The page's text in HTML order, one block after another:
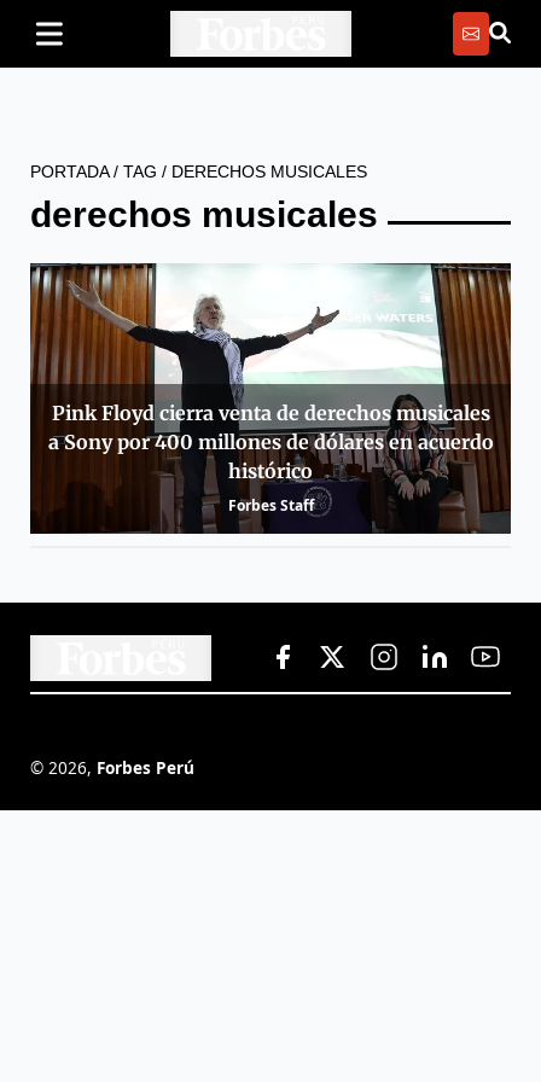
PORTADA/ TAG / DERECHOS MUSICALES
derechos musicales
Pink Floyd cierra venta de derechos musicales
a Sony por 400 millones de dólares en acuerdo
histórico
Forbes Staff
© 2026, Forbes Perú